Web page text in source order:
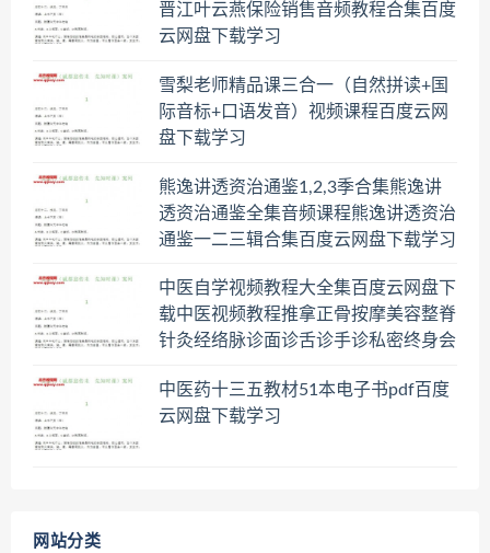
晋江叶云燕保险销售音频教程合集百度
云网盘下载学习
雪梨老师精品课三合一（自然拼读+国
际音标+口语发音）视频课程百度云网
盘下载学习
熊逸讲透资治通鉴1,2,3季合集熊逸讲
透资治通鉴全集音频课程熊逸讲透资治
通鉴一二三辑合集百度云网盘下载学习
中医自学视频教程大全集百度云网盘下
载中医视频教程推拿正骨按摩美容整脊
针灸经络脉诊面诊舌诊手诊私密终身会
中医药十三五教材51本电子书pdf百度
云网盘下载学习
网站分类